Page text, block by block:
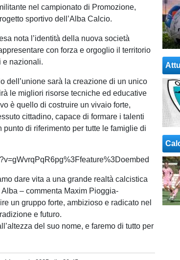
nel campionato di Promozione,
sportivo dell’Alba Calcio.
nota l’identità della nuova società
con forza e orgoglio il territorio
e nazionali.
dell’unione sarà la creazione di un unico
le migliori risorse tecniche ed educative
è quello di costruire un vivaio forte,
cittadino, capace di formare i talenti
punto di riferimento per tutte le famiglie di
dare vita a una grande realtà calcistica
– commenta Maxim Pioggia-
un gruppo forte, ambizioso e radicato nel
e futuro.
del suo nome, e faremo di tutto per